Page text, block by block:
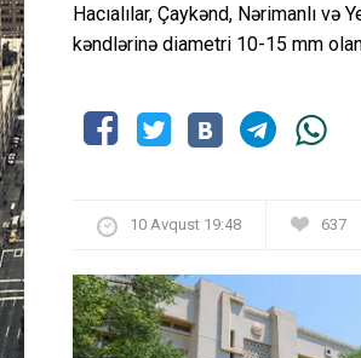
Hacıalılar, Çaykənd, Nərimanlı və
kəndlərinə diametri 10-15 mm
10 Avqust 19:48 637